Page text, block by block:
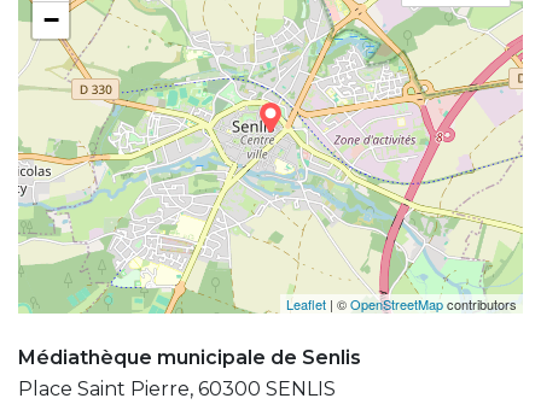
−
Leaflet | ©OpenStreetMapcontributors
Médiathèque municipale de Senlis
Place Saint Pierre, 60300 SENLIS